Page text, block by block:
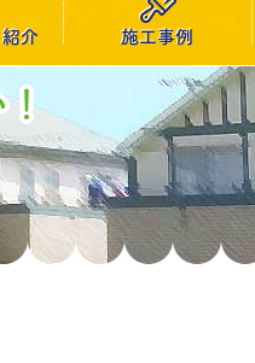
介 施工事例
！